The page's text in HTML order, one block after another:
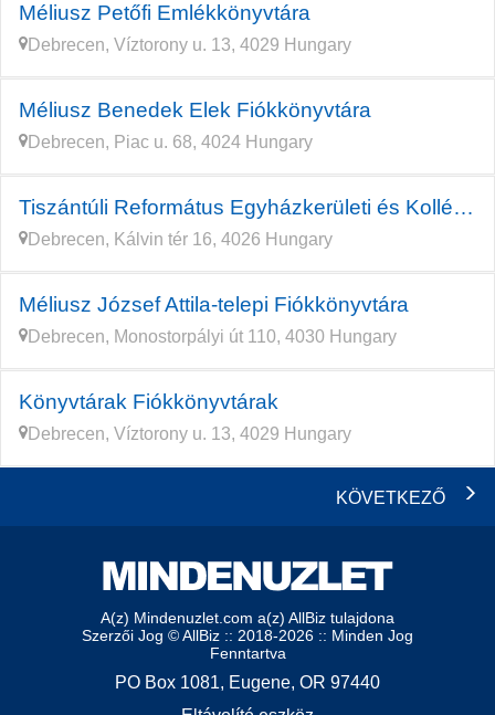
Méliusz Petőfi Emlékkönyvtára
Debrecen, Víztorony u. 13, 4029 Hungary
Méliusz Benedek Elek Fiókkönyvtára
Debrecen, Piac u. 68, 4024 Hungary
Tiszántúli Református Egyházkerületi és Kollégiumi Nagykönyvtár
Debrecen, Kálvin tér 16, 4026 Hungary
Méliusz József Attila-telepi Fiókkönyvtára
Debrecen, Monostorpályi út 110, 4030 Hungary
Könyvtárak Fiókkönyvtárak
Debrecen, Víztorony u. 13, 4029 Hungary
KÖVETKEZŐ
A(z) Mindenuzlet.com a(z) AllBiz tulajdona
Szerzői Jog © AllBiz :: 2018-2026 :: Minden Jog
Fenntartva
PO Box 1081, Eugene, OR 97440